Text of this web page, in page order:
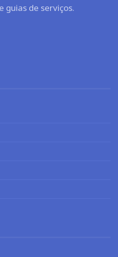
guias de serviços.